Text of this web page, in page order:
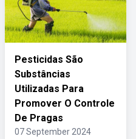
Pesticidas São
Substâncias
Utilizadas Para
Promover O Controle
De Pragas
07 September 2024